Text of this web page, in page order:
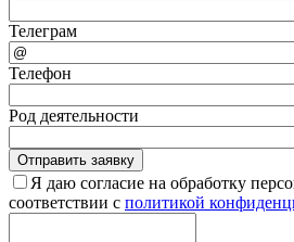
Телеграм
Телефон
Род деятельности
Я даю согласие на обработку
соответствии с политикой